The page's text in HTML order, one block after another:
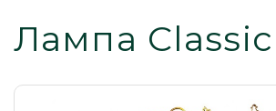
Лампа Classic